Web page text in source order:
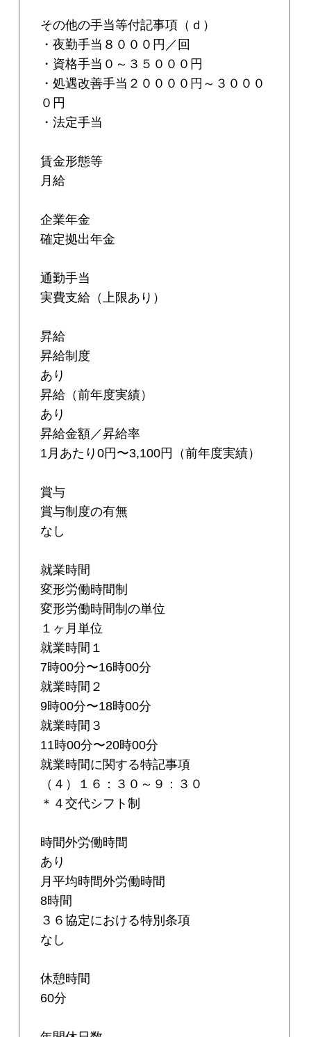
その他の手当等付記事項（ｄ）
・夜勤手当８０００円／回
・資格手当０～３５０００円
・処遇改善手当２００００円～３０００
０円
・法定手当
賃金形態等
月給
企業年金
確定拠出年金
通勤手当
実費支給（上限あり）
昇給
昇給制度
あり
昇給（前年度実績）
あり
昇給金額／昇給率
1月あたり0円〜3,100円（前年度実績）
賞与
賞与制度の有無
なし
就業時間
変形労働時間制
変形労働時間制の単位
１ヶ月単位
就業時間１
7時00分〜16時00分
就業時間２
9時00分〜18時00分
就業時間３
11時00分〜20時00分
就業時間に関する特記事項
（４）１６：３０～９：３０
＊４交代シフト制
時間外労働時間
あり
月平均時間外労働時間
8時間
３６協定における特別条項
なし
休憩時間
60分